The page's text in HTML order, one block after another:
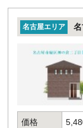
名古屋エリア
価格